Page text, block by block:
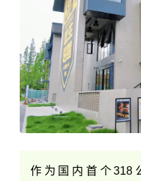
作为国内首个318